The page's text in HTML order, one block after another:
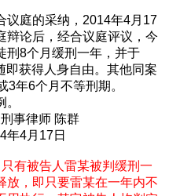
庭的采纳，2014年4月17
辩论后，经合议庭评议，今
刑8个月缓刑一年，并于
即获得人身自由。其他同案
3年6个月不等刑期。
陈群
日
有被告人雷某被判缓刑一
放，即只要雷某在一年内不